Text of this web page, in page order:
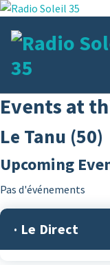
Aller
contenu
Events at
Le Tanu (50)
Upcoming
Pas d'événements
· Le Direct